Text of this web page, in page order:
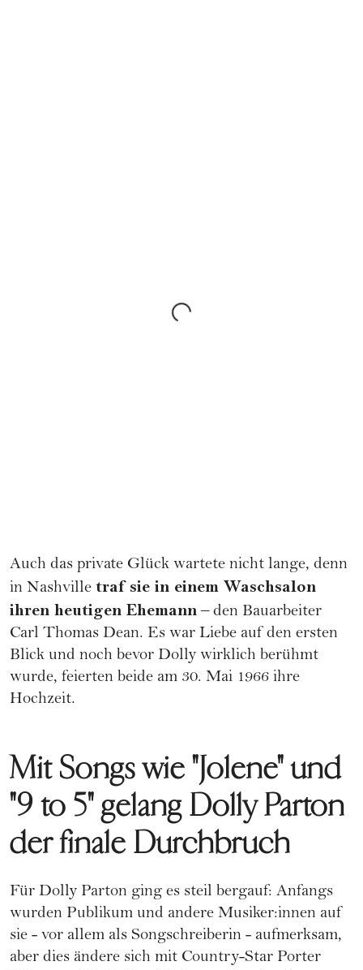
Auch das private Glück wartete nicht lange, denn
in Nashville traf sie in einem Waschsalon
ihren heutigen Ehemann– den Bauarbeiter
Carl Thomas Dean. Es war Liebe auf den ersten
Blick und noch bevor Dolly wirklich berühmt
wurde, feierten beide am 30. Mai 1966 ihre
Hochzeit.
Mit Songs wie "Jolene" und
"9 to 5" gelang Dolly Parton
der finale Durchbruch
Für Dolly Parton ging es steil bergauf: Anfangs
wurden Publikum und andere Musiker:innen auf
sie - vor allem als Songschreiberin - aufmerksam,
aber dies ändere sich mit Country-Star Porter